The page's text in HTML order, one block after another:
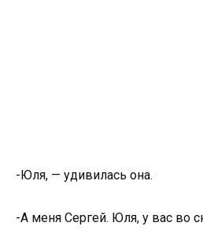
-Юля, — удивилась она.
-А меня Сергей. Юля, у вас во